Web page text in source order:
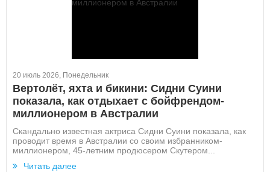
20 июль 2026, Понедельник
Вертолёт, яхта и бикини: Сидни Суини
показала, как отдыхает с бойфрендом-
миллионером в Австралии
Скандально известная актриса Сидни Суини показала, как
проводит время в Австралии со своим избранником-
миллионером, 45-летним продюсером Скутером...
Читать далее